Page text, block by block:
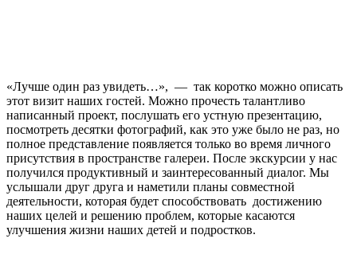
«Лучше один раз увидеть…», — так коротко можно описать
этот визит наших гостей. Можно прочесть талантливо
написанный проект, послушать его устную презентацию,
посмотреть десятки фотографий, как это уже было не раз, но
полное представление появляется только во время личного
присутствия в пространстве галереи. После экскурсии у нас
получился продуктивный и заинтересованный диалог. Мы
услышали друг друга и наметили планы совместной
деятельности, которая будет способствовать достижению
наших целей и решению проблем, которые касаются
улучшения жизни наших детей и подростков.